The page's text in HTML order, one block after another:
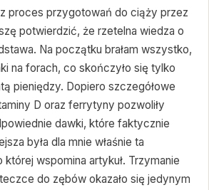
proces przygotowań do ciąży przez
potwierdzić, że rzetelna wiedza o
Na początku brałam wszystko,
na forach, co skończyło się tylko
pieniędzy. Dopiero szczegółowe
D oraz ferrytyny pozwoliły
dawki, które faktycznie
była dla mnie właśnie ta
wspomina artykuł. Trzymanie
do zębów okazało się jedynym